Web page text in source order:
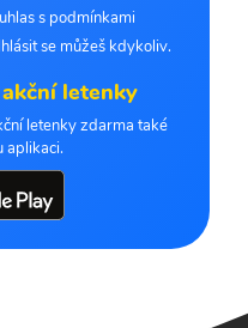
s podmínkami
se můžeš kdykoliv.
letenky
letenky zdarma také
aplikaci.